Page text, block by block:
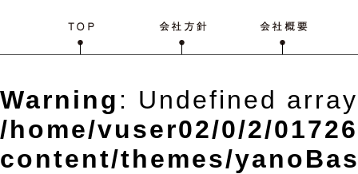
Warning : Undefined
/home/vuser02/0/2/
content/themes/